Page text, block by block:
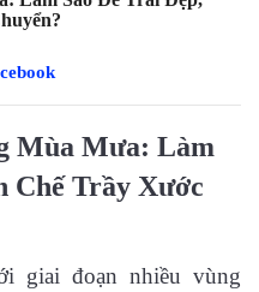
Mùa Mưa: Làm
Chế Trầy Xước
giai đoạn nhiều vùng